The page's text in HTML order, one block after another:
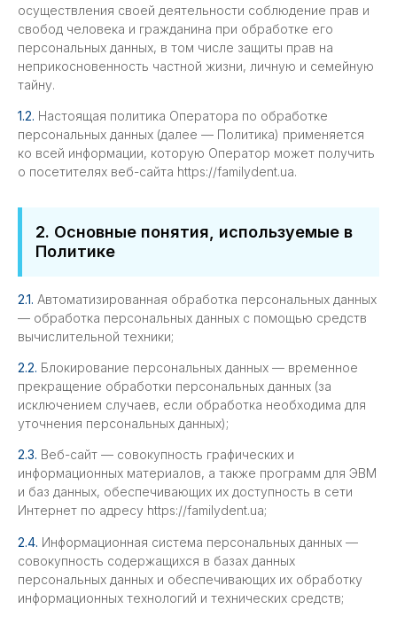
осуществления своей деятельности соблюдение прав и
свобод человека и гражданина при обработке его
персональных данных, в том числе защиты прав на
неприкосновенность частной жизни, личную и семейную
тайну.
1.2. Настоящая политика Оператора по обработке
персональных данных (далее — Политика) применяется
ко всей информации, которую Оператор может получить
о посетителях веб-сайта https://familydent.ua.
2. Основные понятия, используемые в
Политике
2.1. Автоматизированная обработка персональных данных
— обработка персональных данных с помощью средств
вычислительной техники;
2.2. Блокирование персональных данных — временное
прекращение обработки персональных данных (за
исключением случаев, если обработка необходима для
уточнения персональных данных);
2.3. Веб-сайт — совокупность графических и
информационных материалов, а также программ для ЭВМ
и баз данных, обеспечивающих их доступность в сети
Интернет по адресу https://familydent.ua;
2.4. Информационная система персональных данных —
совокупность содержащихся в базах данных
персональных данных и обеспечивающих их обработку
информационных технологий и технических средств;